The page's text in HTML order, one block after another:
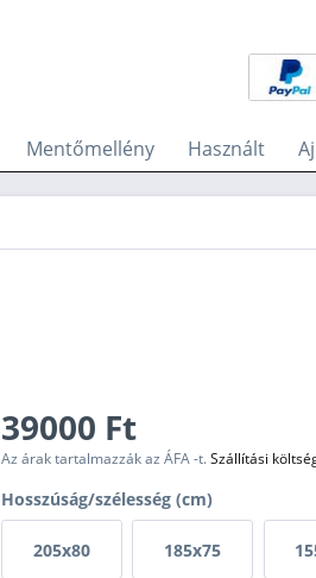
Mentőmellény Használt
39000 Ft
Az árak tartalmazzák az ÁFA -t.Szállítási
Hosszúság/szélesség (cm)
205x80 185x75